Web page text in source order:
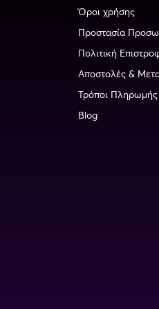
Όροι χρήσης
Προστασία
Πολιτική
Αποστολές &
Τρόποι Πληρωμής
Blog